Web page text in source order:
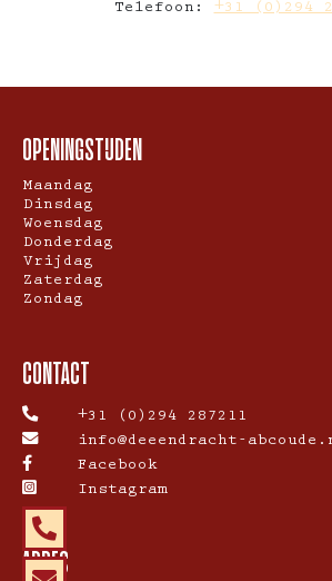
Telefoon:
+31 (0)294
OPENINGSTIJDEN
Maandag
Dinsdag
Woensdag
Donderdag
Vrijdag
Zaterdag
Zondag
CONTACT
+31 (0)294 287211
info@deeendracht-
Facebook
Instagram
ADRES